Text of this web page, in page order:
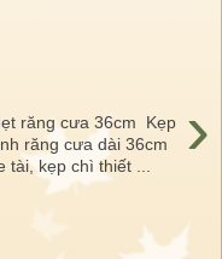
›
răng cưa 36cm Kẹp
răng cưa dài 36cm
kẹp chì thiết ...